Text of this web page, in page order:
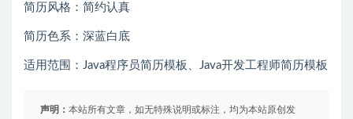
简历风格：简约认真
简历色系：深蓝白底
适用范围：Java程序员简历模板、Java开发工程师简历模板
声明： 本站所有文章，如无特殊说明或标注，均为本站原创发